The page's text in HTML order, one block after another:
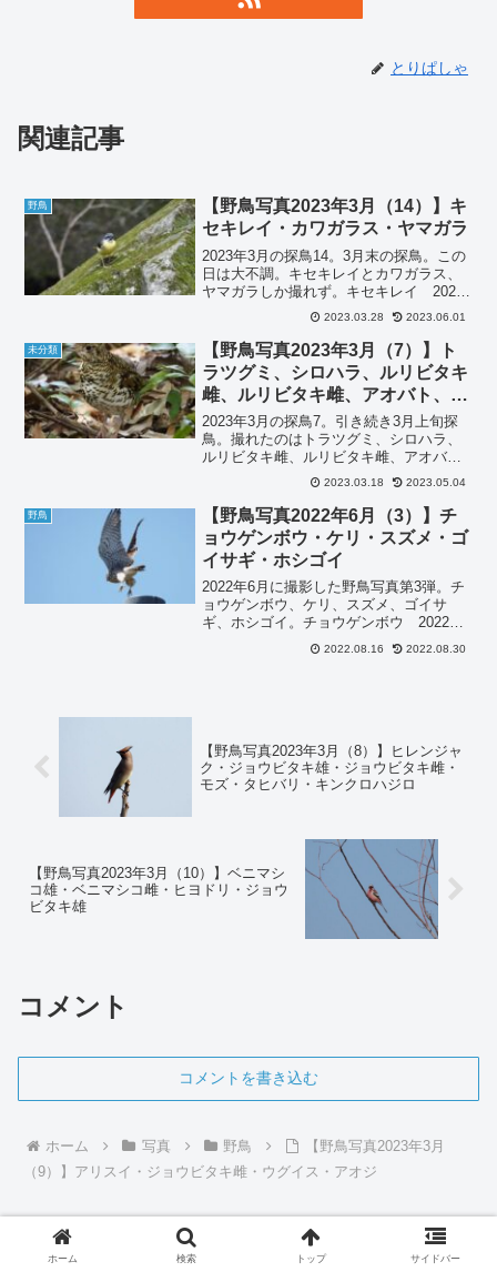
とりぱしゃ
関連記事
野鳥
【野鳥写真2023年3月（14）】キ
セキレイ・カワガラス・ヤマガラ
2023年3月の探鳥14。3月末の探鳥。この
日は大不調。キセキレイとカワガラス、
ヤマガラしか撮れず。キセキレイ 2023
年3月キセキレイです。キセキレイは久し
ぶり。カワガラス 2023年3月カワガラス
です。カワガラスの撮影はいつもながら
暗く...
2023.03.28 2023.06.01
未分類
【野鳥写真2023年3月（7）】ト
ラツグミ、シロハラ、ルリビタキ
雌、ルリビタキ雌、アオバト、シ
メ、イカル
2023年3月の探鳥7。引き続き3月上旬探
鳥。撮れたのはトラツグミ、シロハラ、
ルリビタキ雌、ルリビタキ雌、アオバ
ト、シメ、イカル。トラツグミ 2023年3
月トラツグミです。藪の中に隠れていた
トラツグミ。なんとか撮らせてくれまし
た。シロハラ ...
2023.03.18 2023.05.04
野鳥
【野鳥写真2022年6月（3）】チ
ョウゲンボウ・ケリ・スズメ・ゴ
イサギ・ホシゴイ
2022年6月に撮影した野鳥写真第3弾。チ
ョウゲンボウ、ケリ、スズメ、ゴイサ
ギ、ホシゴイ。チョウゲンボウ 2022年6
月チョウゲンボウです。OM-D E-M5
MarkⅢの機能、プロキャプチャを使って
2022.08.16 2022.08.30
【野鳥写真2023年3月（8）】ヒレンジャ
ク・ジョウビタキ雄・ジョウビタキ雌・
モズ・タヒバリ・キンクロハジロ
【野鳥写真2023年3月（10）】ベニマシ
コ雄・ベニマシコ雌・ヒヨドリ・ジョウ
ビタキ雄
コメント
コメントを書き込む
ホーム 写真 野鳥
【野鳥写真2023年3月
（9）】アリスイ・ジョウビタキ雌・ウグイス・アオジ
ホーム 検索 トップ サイドバー